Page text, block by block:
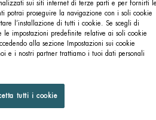
sui siti internet di terze parti e per fornirti le
potrai proseguire la navigazione con i soli cookie
l’installazione di tutti i cookie. Se scegli di
le impostazioni predefinite relative ai soli cookie
alla sezione Impostazioni sui cookie
e i nostri partner trattiamo i tuoi dati personali
tutti i cookie